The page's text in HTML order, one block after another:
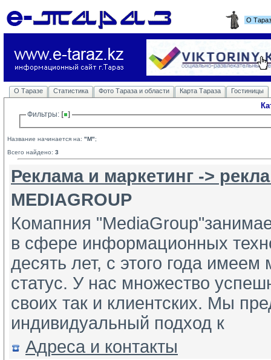
О
О Таразе Статистика Фото Тараза и области Карта Тараза Гостиницы
Фильтры:
Название начинается на: "M";
Всего найдено: 3
Реклама и маркетинг ->
MEDIAGROUP
Комапния
в сфере информационных
десять лет, с этого года
статус. У нас множество
своих так и клиентских. Мы
индивидуальный подход к
Адреса и контакты